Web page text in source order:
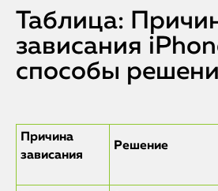
Таблица:
зависания
способы
Причина
зависания
Решение